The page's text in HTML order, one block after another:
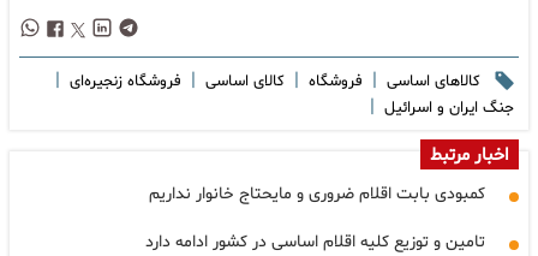
کالاهای اساسی | فروشگاه | کالای اساسی | فروشگاه زنجیره‌ای |
جنگ ایران و اسرائیل |
اخبار مرتبط
کمبودی بابت اقلام ضروری و مایحتاج خانوار نداریم
تامین و توزیع کلیه اقلام اساسی در کشور ادامه دارد